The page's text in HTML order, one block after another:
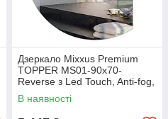
Дзеркало Mixxus Premium
TOPPER MS01-90x70-
Reverse з Led Touch, Anti-fog,
димером (3-6,5kK) (MP6632)
В наявності